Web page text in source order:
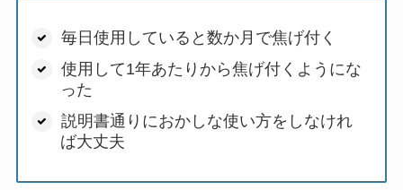
毎日使用していると数か月で焦げ付く
使用して1年あたりから焦げ付くようにな
った
説明書通りにおかしな使い方をしなけれ
ば大丈夫